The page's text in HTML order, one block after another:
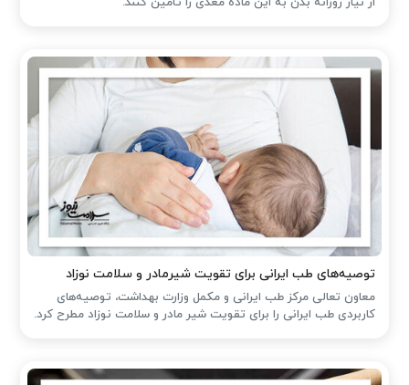
توصیه‌های طب ایرانی برای تقویت شیرمادر و سلامت نوزاد
معاون تعالی مرکز طب ایرانی و مکمل وزارت بهداشت، توصیه‌های
کاربردی طب ایرانی را برای تقویت شیر مادر و سلامت نوزاد مطرح کرد.